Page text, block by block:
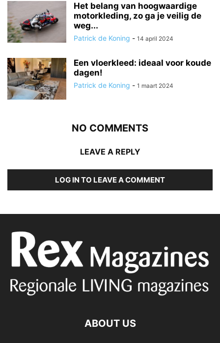
Het belang van hoogwaardige
motorkleding, zo ga je veilig de
weg...
Patrick de Koning - 14 april 2024
Een vloerkleed: ideaal voor koude
dagen!
Patrick de Koning - 1 maart 2024
NO COMMENTS
LEAVE A REPLY
LOG IN TO LEAVE A COMMENT
ABOUT US